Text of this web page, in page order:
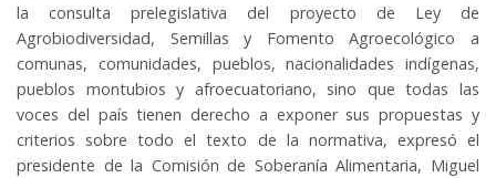
la consulta prelegislativa del proyecto de Ley de
Agrobiodiversidad, Semillas y Fomento Agroecológico a
comunas, comunidades, pueblos, nacionalidades indígenas,
pueblos montubios y afroecuatoriano, sino que todas las
voces del país tienen derecho a exponer sus propuestas y
criterios sobre todo el texto de la normativa, expresó el
presidente de la Comisión de Soberanía Alimentaria, Miguel